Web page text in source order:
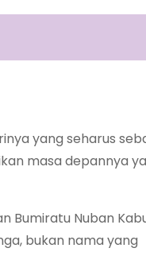
yang seharus
masa depannya
Bumiratu Nuban
bukan nama yang